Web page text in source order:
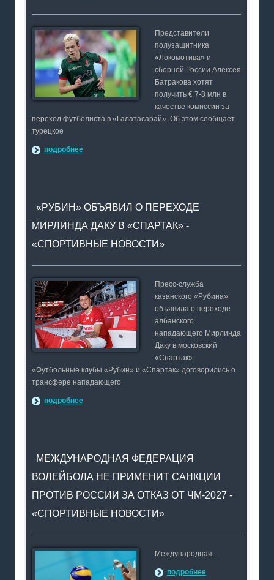
Представители
полузащитника
«Локомотива» и
сборной России Алексея
Батракова хотят
получить € 7-8 млн в
качестве комиссии за
переход футболиста в «Галатасарай». Об этом сообщает
турецкое
подробнее
«РУБИН» ОБЪЯВИЛ О ПЕРЕХОДЕ
МИРЛИНДА ДАКУ В «СПАРТАК» -
«СПОРТИВНЫЕ НОВОСТИ»
Пресс-служба
казанского «Рубина»
объявила о переходе
албанского
нападающего Мирлинда
Даку в московский
«Спартак».
«Футбольные клубы «Рубин» и «Спартак» договорились о
трансфере нападающего
подробнее
МЕЖДУНАРОДНАЯ ФЕДЕРАЦИЯ
ВОЛЕЙБОЛА НЕ ПРИМЕНИТ САНКЦИИ
ПРОТИВ РОССИИ ЗА ОТКАЗ ОТ ЧМ-2027 -
«СПОРТИВНЫЕ НОВОСТИ»
Международная...
подробнее